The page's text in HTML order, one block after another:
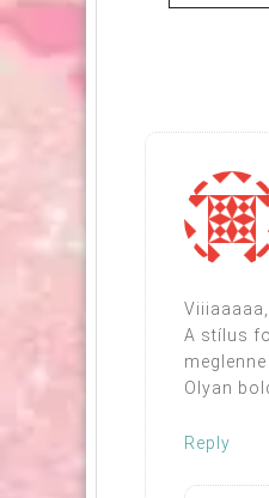
A stílus
Olyan
Reply